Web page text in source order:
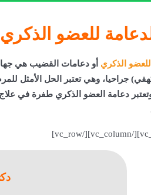
للعضو الذكري
الذكري أو دعامات القضيب هي
جراحيا، وهي تعتبر الحل الأمثل
وتعتبر دعامة العضو الذكري طفرة في